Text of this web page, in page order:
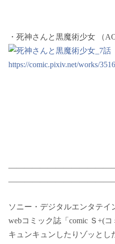
・死神さんと黒魔術少女 （
https://comic.pixiv.net/works/3516
ソニー・デジタルエンタテイ
webコミック誌「comic Ｓ+(コ
キュンキュンしたりゾッとし